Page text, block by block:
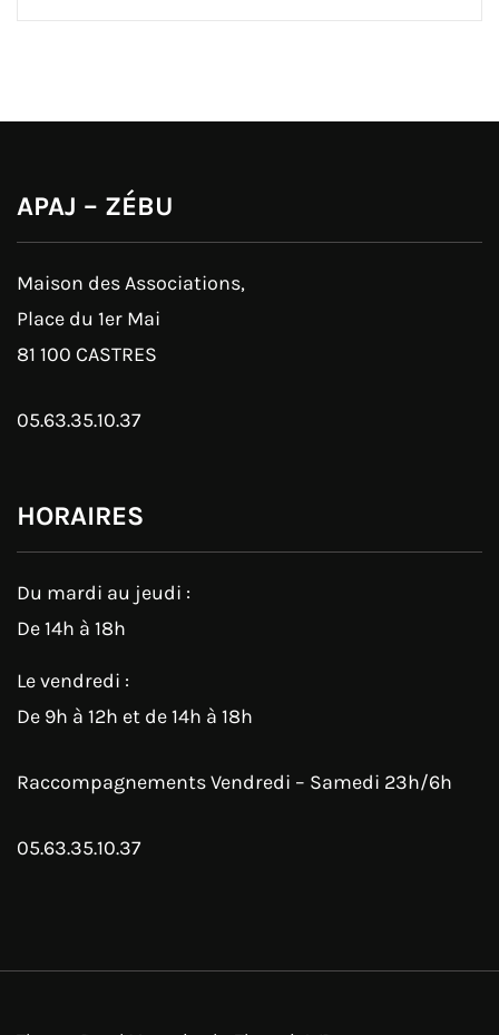
APAJ – ZÉBU
Maison des Associations,
Place du 1er Mai
81 100 CASTRES
05.63.35.10.37
HORAIRES
Du mardi au jeudi :
De 14h à 18h
Le vendredi :
De 9h à 12h et de 14h à 18h
Raccompagnements Vendredi – Samedi 23h/6h
05.63.35.10.37